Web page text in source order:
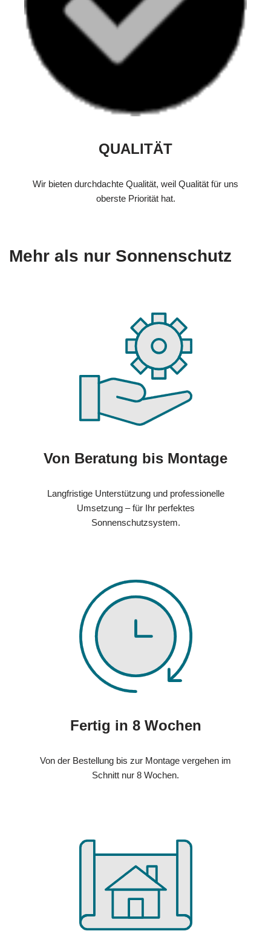
QUALITÄT
Wir bieten durchdachte Qualität, weil Qualität für uns
oberste Priorität hat.
Mehr als nur Sonnenschutz
Von Beratung bis Montage
Langfristige Unterstützung und professionelle
Umsetzung – für Ihr perfektes
Sonnenschutzsystem.
Fertig in 8 Wochen
Von der Bestellung bis zur Montage vergehen im
Schnitt nur 8 Wochen.